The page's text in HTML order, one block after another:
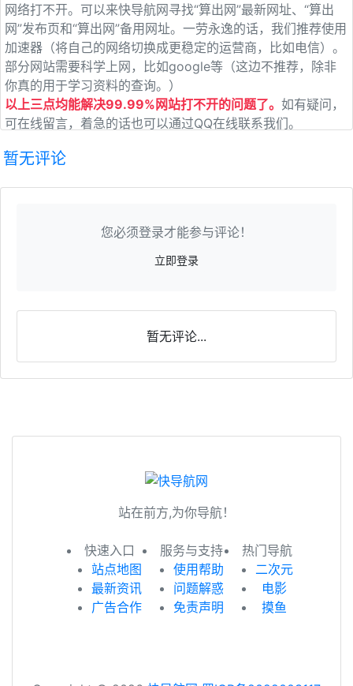
网络打不开。可以来快导航网寻找“算出网”最新网址、“算出
网”发布页和“算出网”备用网址。一劳永逸的话，我们推荐使用
加速器（将自己的网络切换成更稳定的运营商，比如电信）。
部分网站需要科学上网，比如google等（这边不推荐，除非
你真的用于学习资料的查询。）
以上三点均能解决99.99%网站打不开的问题了。 如有疑问，
可在线留言，着急的话也可以通过QQ在线联系我们。
暂无评论
您必须登录才能参与评论！
立即登录
暂无评论...
站在前方,为你导航！
快速入口
站点地图
最新资讯
广告合作
服务与支持
使用帮助
问题解惑
免责声明
热门导航
二次元
电影
摸鱼